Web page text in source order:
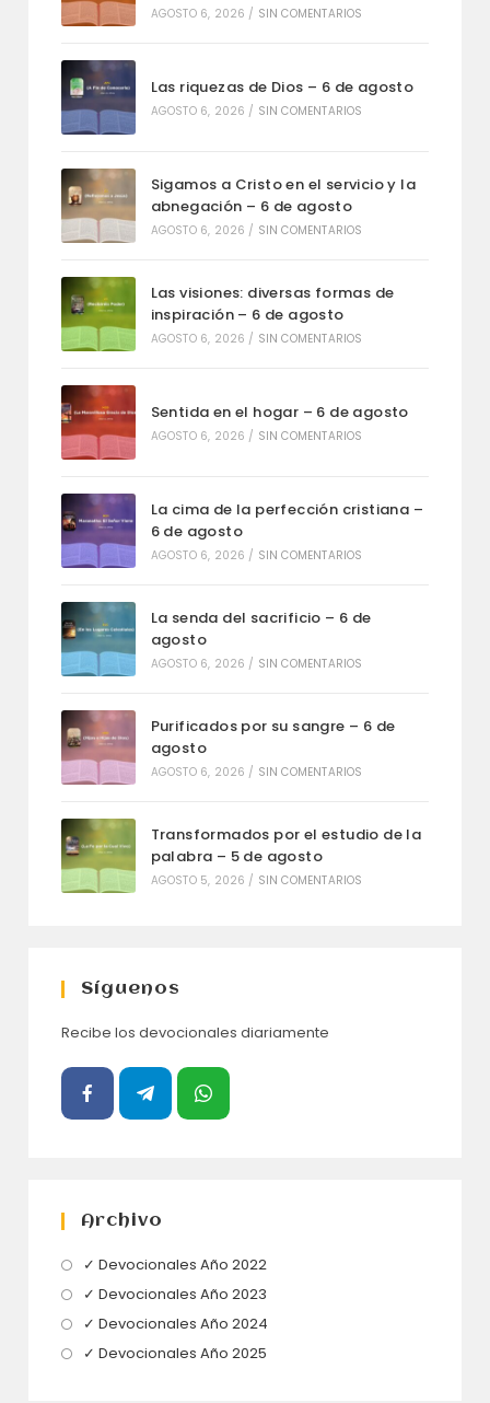
AGOSTO 6, 2026 / SIN COMENTARIOS
Las riquezas de Dios – 6 de agosto
AGOSTO 6, 2026 / SIN COMENTARIOS
Sigamos a Cristo en el servicio y la
abnegación – 6 de agosto
AGOSTO 6, 2026 / SIN COMENTARIOS
Las visiones: diversas formas de
inspiración – 6 de agosto
AGOSTO 6, 2026 / SIN COMENTARIOS
Sentida en el hogar – 6 de agosto
AGOSTO 6, 2026 / SIN COMENTARIOS
La cima de la perfección cristiana –
6 de agosto
AGOSTO 6, 2026 / SIN COMENTARIOS
La senda del sacrificio – 6 de
agosto
AGOSTO 6, 2026 / SIN COMENTARIOS
Purificados por su sangre – 6 de
agosto
AGOSTO 6, 2026 / SIN COMENTARIOS
Transformados por el estudio de la
palabra – 5 de agosto
AGOSTO 5, 2026 / SIN COMENTARIOS
Síguenos
Recibe los devocionales diariamente
Archivo
✓ Devocionales Año 2022Se
✓ Devocionales Año 2023
abre
✓ Devocionales Año 2024
✓ Devocionales Año 2025